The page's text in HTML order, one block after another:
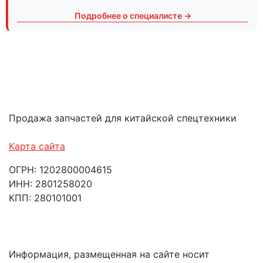
Подробнее о специалисте →
Продажа запчастей для китайской спецтехники
Карта сайта
ОГРН: 1202800004615
ИНН: 2801258020
КПП: 280101001
Информация, размещенная на сайте носит